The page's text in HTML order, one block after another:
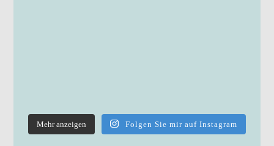
Mehr anzeigen Folgen Sie mir auf Instagram